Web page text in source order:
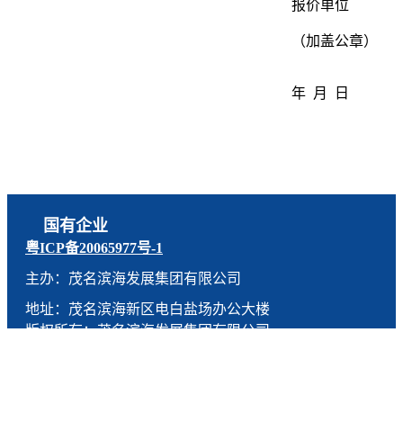
报价单位
（加盖公章）
年 月 日
国有企业
粤ICP备20065977号-1
主办：茂名滨海发展集团有限公司
地址：茂名滨海新区电白盐场办公大楼
版权所有：茂名滨海发展集团有限公司